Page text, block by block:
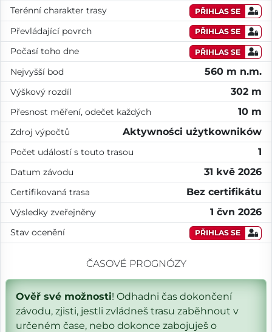
Terénní charakter trasy PŘIHLAS SE
Převládající povrch PŘIHLAS SE
Počasí toho dne PŘIHLAS SE
Nejvyšší bod 560 m n.m.
Výškový rozdíl 302 m
Přesnost měření, odečet každých 10 m
Zdroj výpočtů Aktywności użytkowników
Počet událostí s touto trasou 1
Datum závodu 31 kvě 2026
Certifikovaná trasa Bez certifikátu
Výsledky zveřejněny 1 čvn 2026
Stav ocenění PŘIHLAS SE
ČASOVÉ PROGNÓZY
Ověř své možnosti! Odhadni čas dokončení
závodu, zjisti, jestli zvládneš trasu zaběhnout v
určeném čase, nebo dokonce zabojuješ o